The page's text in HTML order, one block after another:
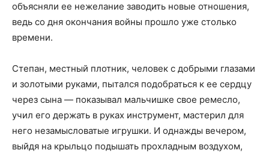
объясняли ее нежелание заводить новые отношения,
ведь со дня окончания войны прошло уже столько
времени.
Степан, местный плотник, человек с добрыми глазами
и золотыми руками, пытался подобраться к ее сердцу
через сына — показывал мальчишке свое ремесло,
учил его держать в руках инструмент, мастерил для
него незамысловатые игрушки. И однажды вечером,
выйдя на крыльцо подышать прохладным воздухом,